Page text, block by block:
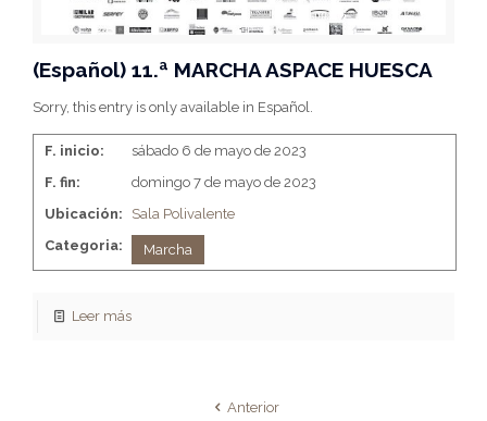
(Español) 11.ª MARCHA ASPACE HUESCA
Sorry, this entry is only available in Español.
F. inicio:
sábado 6 de mayo de 2023
F. fin:
domingo 7 de mayo de 2023
Ubicación:
Sala Polivalente
Categoria:
Marcha
Leer más
Anterior